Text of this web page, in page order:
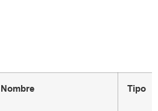
Nombre Tipo